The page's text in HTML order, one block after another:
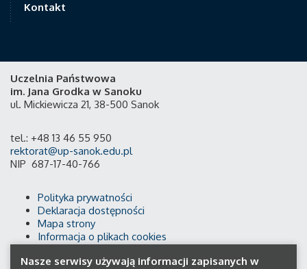
Kontakt
Uczelnia Państwowa
im. Jana Grodka w Sanoku
ul. Mickiewicza 21, 38-500 Sanok
tel.: +48 13 46 55 950
rektorat@up-sanok.edu.pl
NIP 687-17-40-766
Polityka prywatności
Deklaracja dostępności
Mapa strony
Informacja o plikach cookies
Nasze serwisy używają informacji zapisanych w